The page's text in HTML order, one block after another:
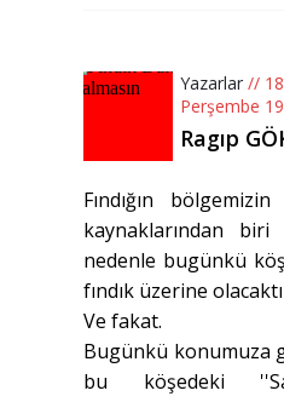
Yazarlar //
Perşembe
Ragıp
Fındığın
kaynaklarından
nedenle bugünkü
fındık üzerine
Ve fakat.
Bugünkü konumuza
bu köşedeki